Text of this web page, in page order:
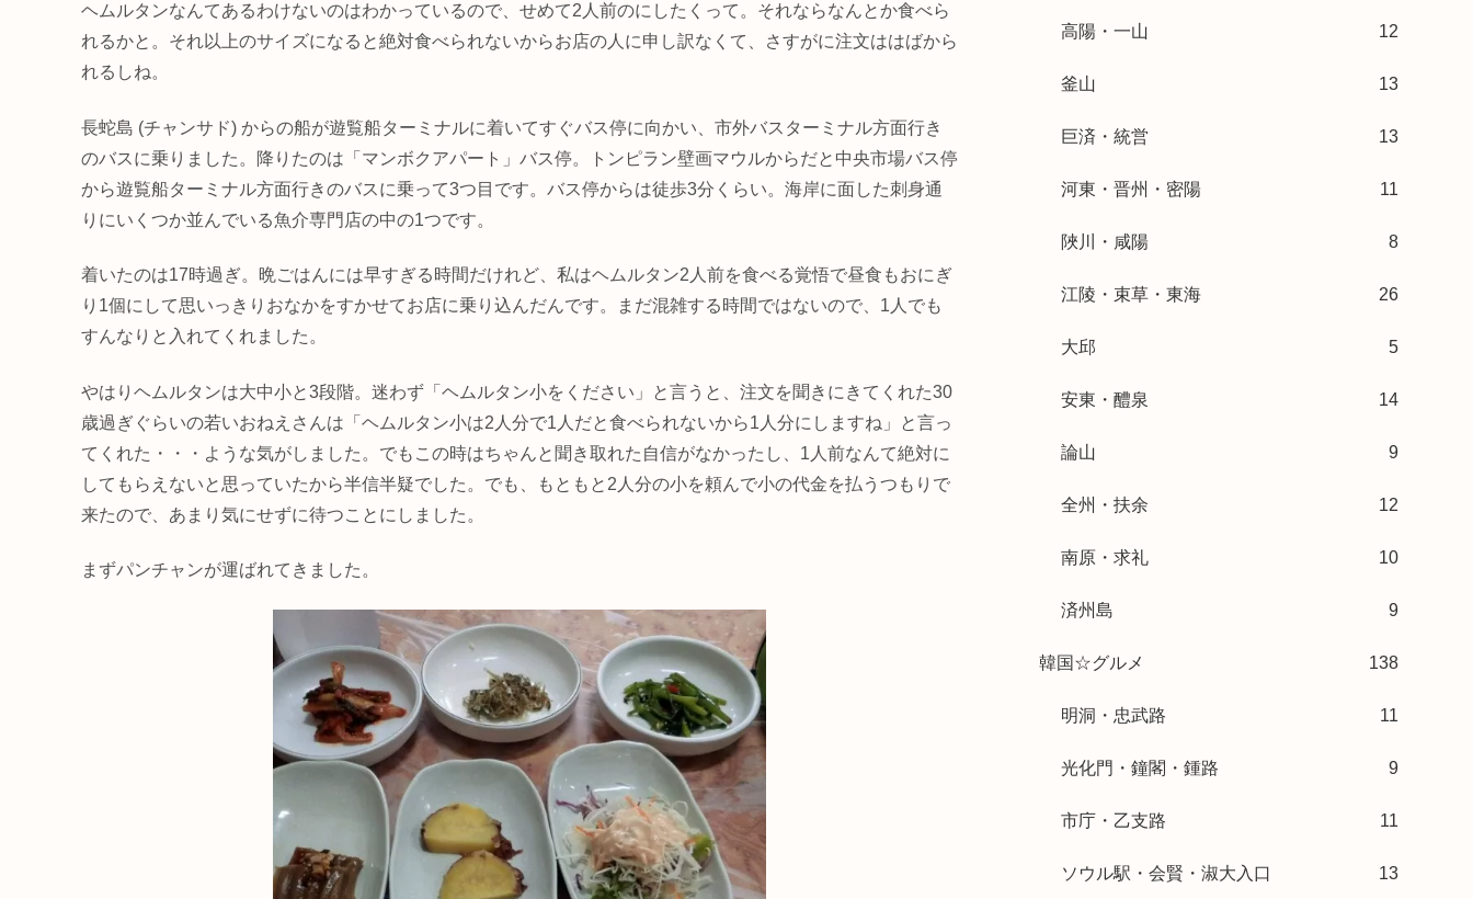
ヘムルタンなんてあるわけないのはわかっているので、せめて2人前のにしたくって。それならなんとか食べら
れるかと。それ以上のサイズになると絶対食べられないからお店の人に申し訳なくて、さすがに注文ははばから
れるしね。
長蛇島 (チャンサド) からの船が遊覧船ターミナルに着いてすぐバス停に向かい、市外バスターミナル方面行き
のバスに乗りました。降りたのは「マンボクアパート」バス停。トンピラン壁画マウルからだと中央市場バス停
から遊覧船ターミナル方面行きのバスに乗って3つ目です。バス停からは徒歩3分くらい。海岸に面した刺身通
りにいくつか並んでいる魚介専門店の中の1つです。
着いたのは17時過ぎ。晩ごはんには早すぎる時間だけれど、私はヘムルタン2人前を食べる覚悟で昼食もおにぎ
り1個にして思いっきりおなかをすかせてお店に乗り込んだんです。まだ混雑する時間ではないので、1人でも
すんなりと入れてくれました。
やはりヘムルタンは大中小と3段階。迷わず「ヘムルタン小をください」と言うと、注文を聞きにきてくれた30
歳過ぎぐらいの若いおねえさんは「ヘムルタン小は2人分で1人だと食べられないから1人分にしますね」と言っ
てくれた・・・ような気がしました。でもこの時はちゃんと聞き取れた自信がなかったし、1人前なんて絶対に
してもらえないと思っていたから半信半疑でした。でも、もともと2人分の小を頼んで小の代金を払うつもりで
来たので、あまり気にせずに待つことにしました。
まずパンチャンが運ばれてきました。
高陽・一山 12
釜山 13
巨済・統営 13
河東・晋州・密陽 11
陜川・咸陽 8
江陵・束草・東海 26
大邱 5
安東・醴泉 14
論山 9
全州・扶余 12
南原・求礼 10
済州島 9
韓国☆グルメ 138
明洞・忠武路 11
光化門・鐘閣・鍾路 9
市庁・乙支路 11
ソウル駅・会賢・淑大入口 13